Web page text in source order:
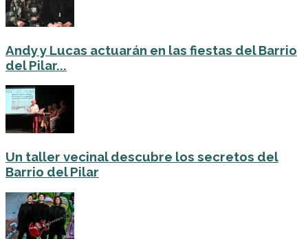
Andy y Lucas actuarán en las fiestas del Barrio
del Pilar...
Un taller vecinal descubre los secretos del
Barrio del Pilar